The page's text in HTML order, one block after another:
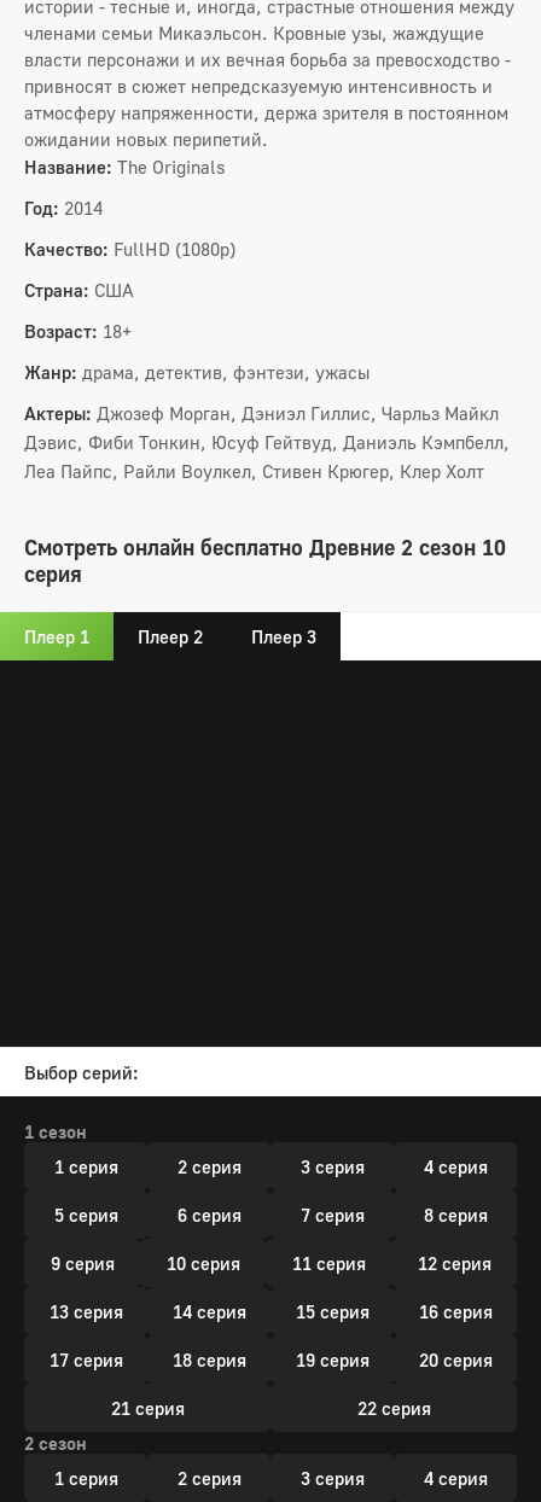
истории - тесные и, иногда, страстные отношения между
членами семьи Микаэльсон. Кровные узы, жаждущие
власти персонажи и их вечная борьба за превосходство -
привносят в сюжет непредсказуемую интенсивность и
атмосферу напряженности, держа зрителя в постоянном
ожидании новых перипетий.
Название: The Originals
Год: 2014
Качество: FullHD (1080p)
Страна: США
Возраст: 18+
Жанр: драма, детектив, фэнтези, ужасы
Актеры: Джозеф Морган, Дэниэл Гиллис, Чарльз Майкл
Дэвис, Фиби Тонкин, Юсуф Гейтвуд, Даниэль Кэмпбелл,
Леа Пайпс, Райли Воулкел, Стивен Крюгер, Клер Холт
Смотреть онлайн бесплатно Древние 2 сезон 10
серия
Плеер 1 Плеер 2 Плеер 3
Выбор серий:
1 сезон
1 серия
2 серия 3 серия 4 серия
5 серия 6 серия 7 серия 8 серия
9 серия 10 серия 11 серия 12 серия
13 серия 14 серия 15 серия 16 серия
17 серия 18 серия 19 серия 20 серия
21 серия
22 серия
2 сезон
1 серия
2 серия 3 серия 4 серия